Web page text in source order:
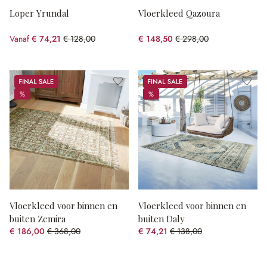
Loper Yrundal
Vanaf € 74,21 € 128,00
(42.02% gespart)
Vloerkleed Qazoura
€ 148,50 € 298,00
(50.17% gespart)
Sale
%
%
Vloerkleed voor binnen en
buiten Zemira
€ 186,00 € 368,00
(49.46% gespart)
Sale
%
%
Vloerkleed voor binnen en
buiten Daly
€ 74,21 € 138,00
(46.22% gespart)